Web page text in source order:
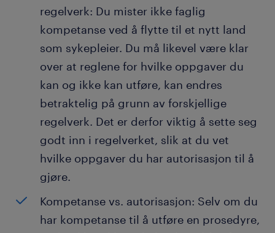
regelverk: Du mister ikke faglig
kompetanse ved å flytte til et nytt land
som sykepleier. Du må likevel være klar
over at reglene for hvilke oppgaver du
kan og ikke kan utføre, kan endres
betraktelig på grunn av forskjellige
regelverk. Det er derfor viktig å sette seg
godt inn i regelverket, slik at du vet
hvilke oppgaver du har autorisasjon til å
gjøre.
Kompetanse vs. autorisasjon: Selv om du
har kompetanse til å utføre en prosedyre,